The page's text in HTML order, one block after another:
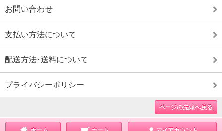
お問い合わせ
支払い方法について
配送方法･送料について
プライバシーポリシー
ページの先頭へ戻る